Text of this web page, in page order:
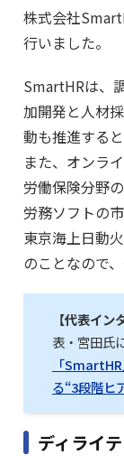
株式会社
行いました。
SmartHRは、
加開発と人材
動も推進すると
また、オンラ
労働保険分野
労務ソフトの
東京海上日動
のことなので
【代表イン
表・宮田氏
「
る“3段階ヒ
ディライ